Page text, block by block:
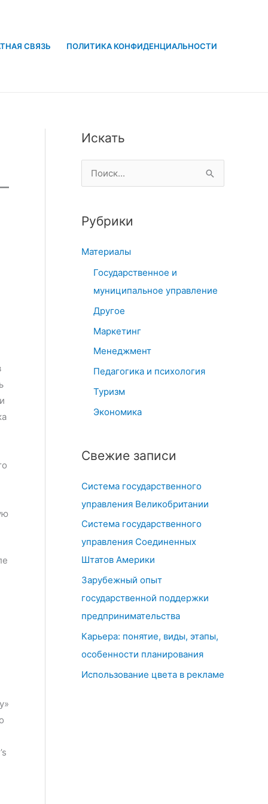
СВЯЗЬ ПОЛИТИКА КОНФИДЕНЦИАЛЬНОСТИ
Искать
о
с
:
Рубрики
Материалы
Государственное и
муниципальное управление
Другое
Маркетинг
Менеджмент
Педагогика и психология
Туризм
Экономика
Свежие записи
Система государственного
управления Великобритании
Система государственного
управления Соединенных
Штатов Америки
Зарубежный опыт
государственной поддержки
предпринимательства
Карьера: понятие, виды, этапы,
особенности планирования
Использование цвета в рекламе